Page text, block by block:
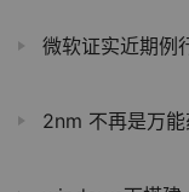
微软证实近期例行
2nm 不再是万能药？消